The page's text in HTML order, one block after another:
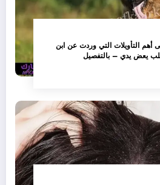
التأويلات التي وردت عن ابن
يعض يدي – بالتفصيل